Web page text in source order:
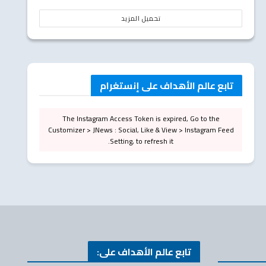
تحميل المزيد
تابع عالم الأهداف على إنستغرام
The Instagram Access Token is expired, Go to the
Customizer > JNews : Social, Like & View > Instagram Feed
Setting, to refresh it.
تابع عالم الأهداف على: